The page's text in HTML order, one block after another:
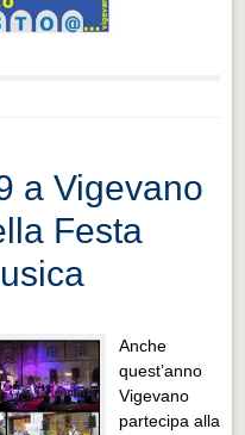
a Vigevano
Festa
Anche
quest’anno
Vigevano
partecipa alla